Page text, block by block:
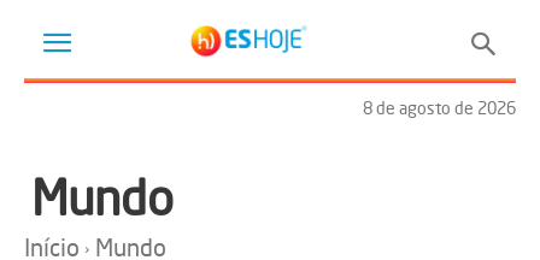
8 de agosto de 2026
Mundo
Início Mundo